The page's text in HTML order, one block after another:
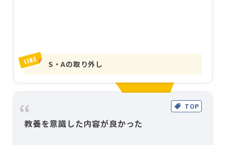
S・Aの取り外し
TOP
教養を意識した内容が良かった